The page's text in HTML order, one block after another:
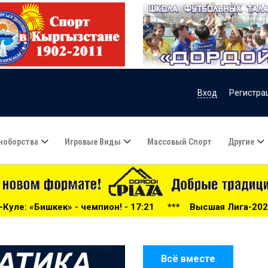
Вход
Игровые Виды Массовый Спорт Другие
- 17:21 ***Высшая Лига-2026: беспощадный
Всё вместе